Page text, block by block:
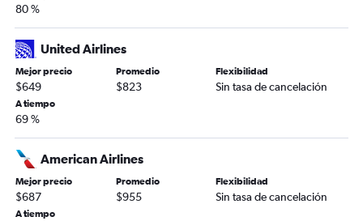
80 %
United Airlines
Mejor precio
$649
Promedio
$823
Flexibilidad
Sin tasa de cancelación
A tiempo
69 %
American Airlines
Mejor precio
$687
Promedio
$955
Flexibilidad
Sin tasa de cancelación
A tiempo